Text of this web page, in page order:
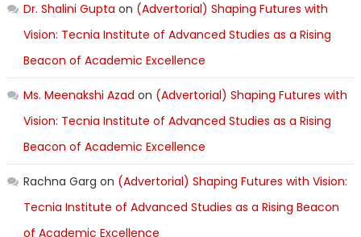
Dr. Shalini Gupta on (Advertorial) Shaping Futures with
Vision: Tecnia Institute of Advanced Studies as a Rising
Beacon of Academic Excellence
Ms. Meenakshi Azad on (Advertorial) Shaping Futures with
Vision: Tecnia Institute of Advanced Studies as a Rising
Beacon of Academic Excellence
Rachna Garg on (Advertorial) Shaping Futures with Vision:
Tecnia Institute of Advanced Studies as a Rising Beacon
of Academic Excellence